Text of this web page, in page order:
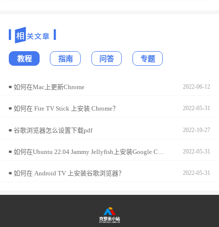
教程 指南 问答 专题
如何在Mac上更新Chrome 2022-06-12
如何在 Fire TV Stick 上安装 Chrome？ 2022-05-31
谷歌浏览器怎么设置下载pdf 2022-10-27
2022-05-31
如何在 Android TV 上安装谷歌浏览器？ 2022-05-31